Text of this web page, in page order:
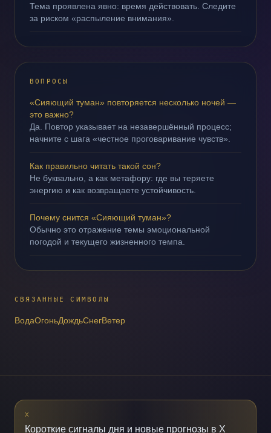
Тема проявлена явно: время действовать. Следите
за риском «распыление внимания».
ВОПРОСЫ
«Сияющий туман» повторяется несколько ночей —
это важно?
Да. Повтор указывает на незавершённый процесс;
начните с шага «честное проговаривание чувств».
Как правильно читать такой сон?
Не буквально, а как метафору: где вы теряете
энергию и как возвращаете устойчивость.
Почему снится «Сияющий туман»?
Обычно это отражение темы эмоциональной
погодой и текущего жизненного темпа.
СВЯЗАННЫЕ СИМВОЛЫ
ВодаОгоньДождьСнегВетер
X
Короткие сигналы дня и новые прогнозы в X